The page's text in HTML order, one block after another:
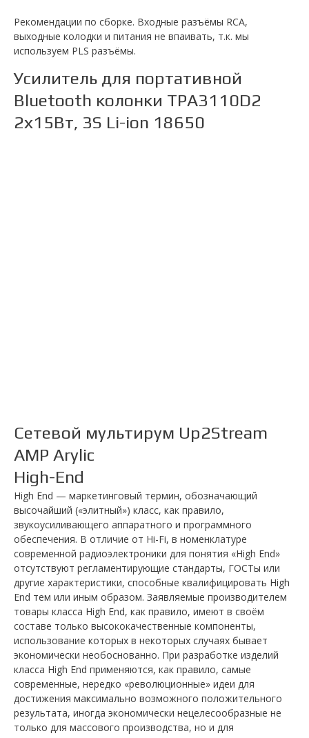
Рекомендации по сборке. Входные разъёмы RCA,
выходные колодки и питания не впаивать, т.к. мы
используем PLS разъёмы.
Усилитель для портативной
Bluetooth колонки TPA3110D2
2х15Вт, 3S Li-ion 18650
Сетевой мультирум Up2Stream
AMP Arylic
High-End
High End — маркетинговый термин, обозначающий
высочайший («элитный») класс, как правило,
звукоусиливающего аппаратного и программного
обеспечения. В отличие от Hi-Fi, в номенклатуре
cовременной радиоэлектроники для понятия «High End»
отсутствуют регламентирующие стандарты, ГОСТы или
другие характеристики, способные квалифицировать High
End тем или иным образом. Заявляемые производителем
товары класса High End, как правило, имеют в своём
составе только высококачественные компоненты,
использование которых в некоторых случаях бывает
экономически необоснованно. При разработке изделий
класса High End применяются, как правило, самые
современные, нередко «революционные» идеи для
достижения максимально возможного положительного
результата, иногда экономически нецелесообразные не
только для массового производства, но и для